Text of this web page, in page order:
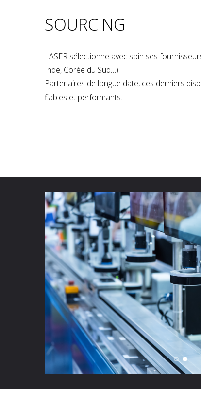
SOURCING
LASER sélectionne avec soin ses
Inde, Corée du Sud…).
Partenaires de longue date, ces derniers
fiables et performants.